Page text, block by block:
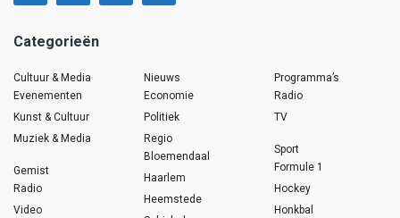
Categorieën
Cultuur & Media
Evenementen
Kunst & Cultuur
Muziek & Media
Gemist
Radio
Video
Nieuws
Economie
Politiek
Regio
Bloemendaal
Haarlem
Heemstede
Programma’s
Radio
TV
Sport
Formule 1
Hockey
Honkbal